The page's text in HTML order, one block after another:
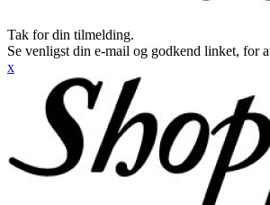
Tak for din tilmelding.
Se venligst din e-mail og godkend linket, for
x